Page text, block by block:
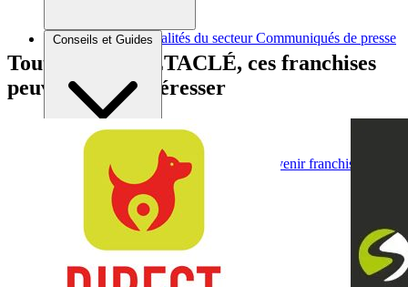
Brèves et actus Actualités du secteur Communiqués de presse
Conseils et Guides
Conseils généraux Devenir franchisé Devenir franchiseur
Tout comme METACLÉ, ces franchises
peuvent vous intéresser